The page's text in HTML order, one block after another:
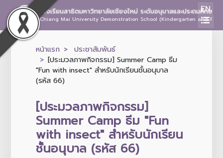
โรงเรียนสาธิตมหาวิทยาลัยเชียงใหม่ ระดับอนุบาลและประถมศึกษา
Chiang Mai University Demonstration School (Kindergarten and
EN
หน้าแรก
ประชาสัมพันธ์
[ประมวลภาพกิจกรรม] Summer Camp ธีม
"Fun with insect" สำหรับนักเรียนชั้นอนุบาล
(รหัส 66)
[ประมวลภาพกิจกรรม]
Summer Camp ธีม "Fun
with insect" สำหรับนักเรียน
ชั้นอนุบาล (รหัส 66)